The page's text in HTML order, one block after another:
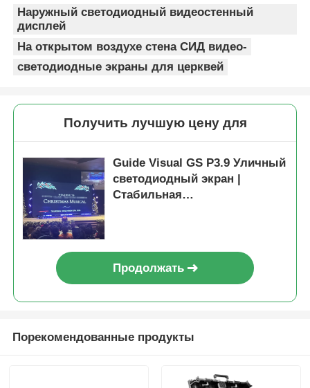
Наружный светодиодный видеостенный
дисплей
На открытом воздухе стена СИД видео-
светодиодные экраны для церквей
Получить лучшую цену для
Guide Visual GS P3.9 Уличный
светодиодный экран |
Стабильная
Продолжать
Порекомендованные продукты